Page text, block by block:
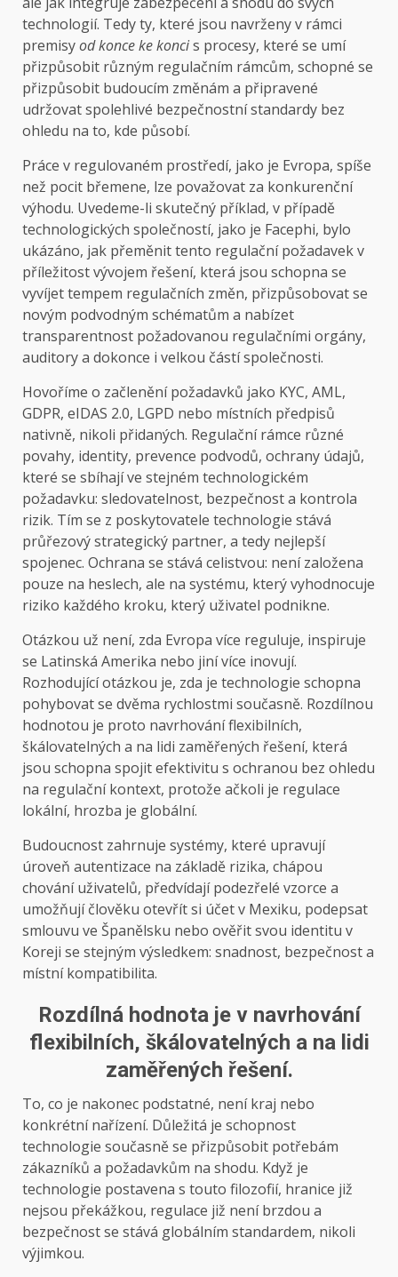
technologií. Tedy ty, které jsou navrženy v rámci
premisyod konce ke koncis procesy, které se umí
přizpůsobit různým regulačním rámcům, schopné se
přizpůsobit budoucím změnám a připravené
udržovat spolehlivé bezpečnostní standardy bez
ohledu na to, kde působí.
Práce v regulovaném prostředí, jako je Evropa, spíše
než pocit břemene, lze považovat za konkurenční
výhodu. Uvedeme-li skutečný příklad, v případě
technologických společností, jako je Facephi, bylo
ukázáno, jak přeměnit tento regulační požadavek v
příležitost vývojem řešení, která jsou schopna se
vyvíjet tempem regulačních změn, přizpůsobovat se
novým podvodným schématům a nabízet
transparentnost požadovanou regulačními orgány,
auditory a dokonce i velkou částí společnosti.
Hovoříme o začlenění požadavků jako KYC, AML,
GDPR, eIDAS 2.0, LGPD nebo místních předpisů
nativně, nikoli přidaných. Regulační rámce různé
povahy, identity, prevence podvodů, ochrany údajů,
které se sbíhají ve stejném technologickém
požadavku: sledovatelnost, bezpečnost a kontrola
rizik. Tím se z poskytovatele technologie stává
průřezový strategický partner, a tedy nejlepší
spojenec. Ochrana se stává celistvou: není založena
pouze na heslech, ale na systému, který vyhodnocuje
riziko každého kroku, který uživatel podnikne.
Otázkou už není, zda Evropa více reguluje, inspiruje
se Latinská Amerika nebo jiní více inovují.
Rozhodující otázkou je, zda je technologie schopna
pohybovat se dvěma rychlostmi současně. Rozdílnou
hodnotou je proto navrhování flexibilních,
škálovatelných a na lidi zaměřených řešení, která
jsou schopna spojit efektivitu s ochranou bez ohledu
na regulační kontext, protože ačkoli je regulace
lokální, hrozba je globální.
Budoucnost zahrnuje systémy, které upravují
úroveň autentizace na základě rizika, chápou
chování uživatelů, předvídají podezřelé vzorce a
umožňují člověku otevřít si účet v Mexiku, podepsat
smlouvu ve Španělsku nebo ověřit svou identitu v
Koreji se stejným výsledkem: snadnost, bezpečnost a
místní kompatibilita.
Rozdílná hodnota je v navrhování
flexibilních, škálovatelných a na lidi
zaměřených řešení.
To, co je nakonec podstatné, není kraj nebo
konkrétní nařízení. Důležitá je schopnost
technologie současně se přizpůsobit potřebám
zákazníků a požadavkům na shodu. Když je
technologie postavena s touto filozofií, hranice již
nejsou překážkou, regulace již není brzdou a
bezpečnost se stává globálním standardem, nikoli
výjimkou.